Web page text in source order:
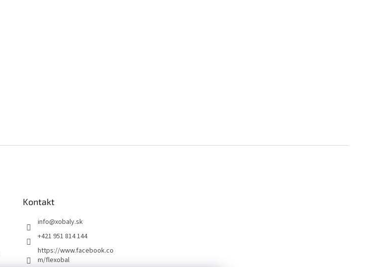
Kontakt
info@xobaly.sk
+421 951 814 144
https://www.facebook.co
m/flexobal